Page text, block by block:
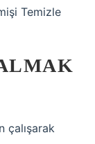
Temizle
çalışarak